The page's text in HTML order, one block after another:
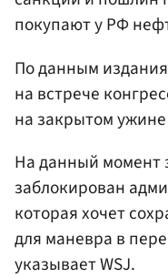
покупают у РФ
По данным
на встрече
на закрытом
На данный момент
заблокирован
которая хочет
для маневра в
указывает WSJ.